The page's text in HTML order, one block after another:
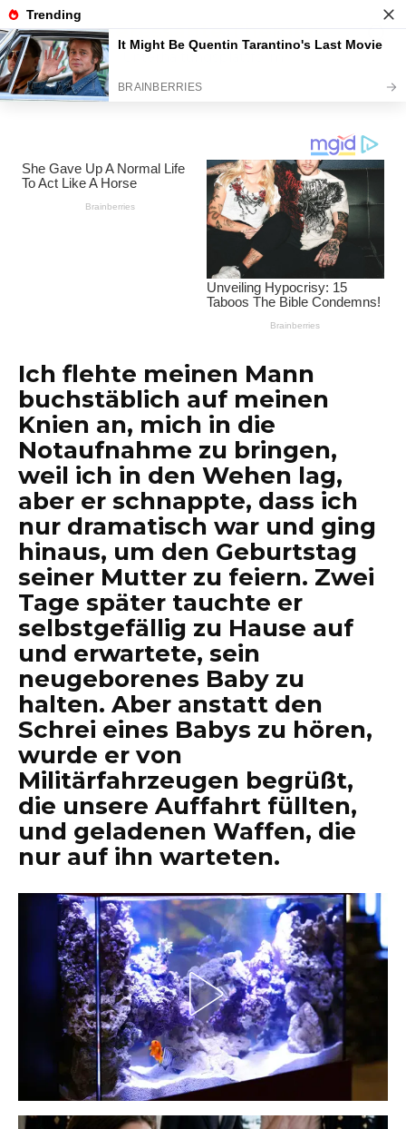
Перейти
к
содержанию
Interessante Themen
Unterhaltungsplattform
Ich flehte meinen Mann
buchstäblich auf meinen
Knien an, mich in die
Notaufnahme zu bringen,
weil ich in den Wehen lag,
aber er schnappte, dass ich
nur dramatisch war und ging
hinaus, um den Geburtstag
seiner Mutter zu feiern. Zwei
Tage später tauchte er
selbstgefällig zu Hause auf
und erwartete, sein
neugeborenes Baby zu
halten. Aber anstatt den
Schrei eines Babys zu hören,
wurde er von
Militärfahrzeugen begrüßt,
die unsere Auffahrt füllten,
und geladenen Waffen, die
nur auf ihn warteten.